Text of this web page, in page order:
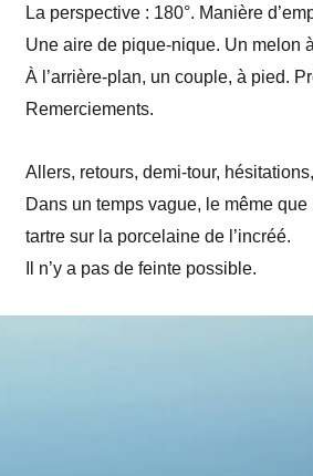
La perspective : 180°. Manière
Une aire de pique-nique. Un melon
À l’arrière-plan, un couple, à pied.
Remerciements.
Allers, retours, demi-tour,
Dans un temps vague, le même que
tartre sur la porcelaine de l’incréé.
Il n’y a pas de feinte possible.